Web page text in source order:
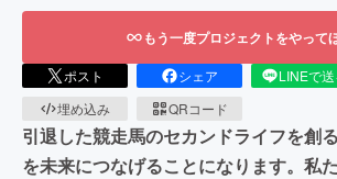
もう一度プロジェクトをやって
ポスト シェア LINEで
埋め込み
QRコード
引退した競走馬のセカンドライフを創
を未来につなげることになります。私